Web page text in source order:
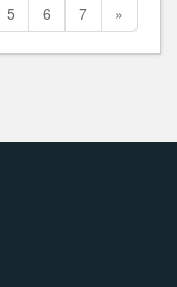
5 6 7 »